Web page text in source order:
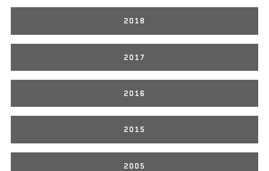
2018
2017
2016
2015
2005